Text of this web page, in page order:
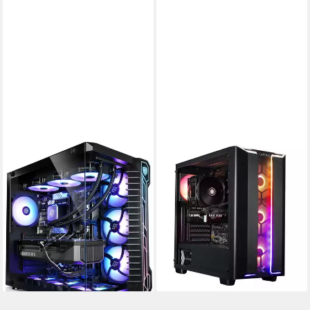
Panorama XL IX Gaming-PC
AMD Ryzen 9 Prozessor
RTX 5090 32 GB Grafikkarte
2000 GB Speicherkapazität
6.399,00 €
185,78 €mtl. in 48 Raten
lieferbar - in 5-6 Werktagen bei dir
CAPTIVA
Ultimate Gaming R90-980 PC
AMD Ryzen 5 Prozessor
GeForce® RTX™ 5090 32 GB
32 GB DDR5 Arbeitsspeicher
ab 5.535,00 €
5.999,00 €
160,70 €mtl. in 48 Raten
-8%
lieferbar - in 3-4 Werktagen bei dir